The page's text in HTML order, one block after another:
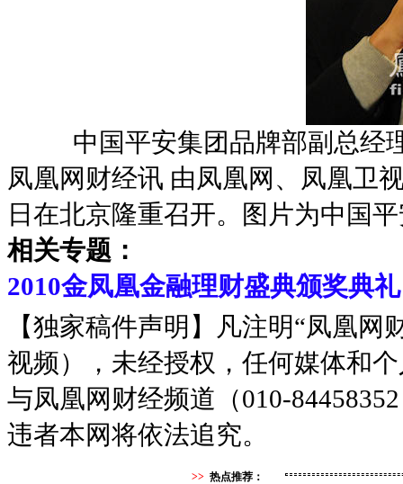
中国平安集团品牌部副总经
凤凰网财经讯 由凤凰网、凤凰卫
日在北京隆重召开。图片为中国
相关专题：
2010金凤凰金融理财盛典颁奖典礼
【独家稿件声明】凡注明“凤凰
视频），未经授权，任何媒体和
与凤凰网财经频道（010-
违者本网将依法追究。
>> 热点推荐：